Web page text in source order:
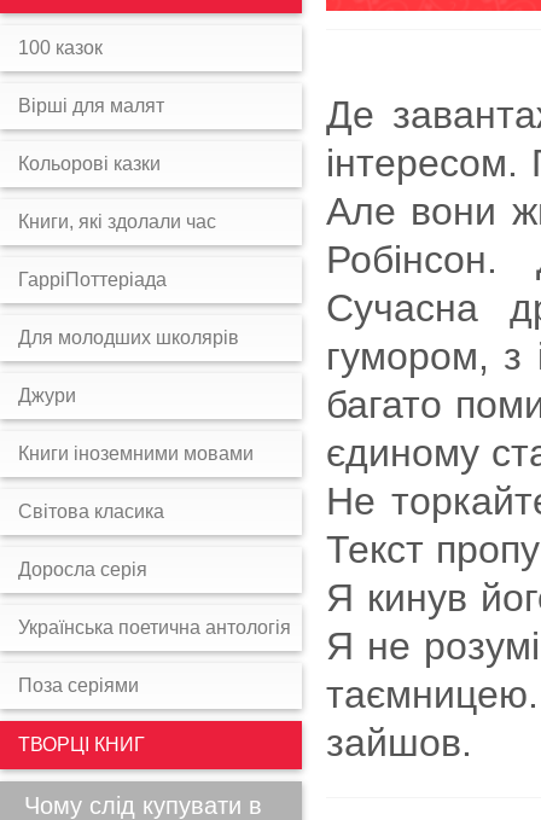
Де
інтересом.
Але вони
Сучасна
гумором, з
багато
єдиному
Не
Текст
Я кинув
Я не
зайшов.
100 казок
Вірші для малят
Кольорові казки
Книги, які здолали час
ГарріПоттеріада
Для молодших школярів
Джури
Книги іноземними мовами
Світова класика
Доросла серія
Українська поетична антологія
Поза серіями
ТВОРЦІ КНИГ
Чому слід купувати в